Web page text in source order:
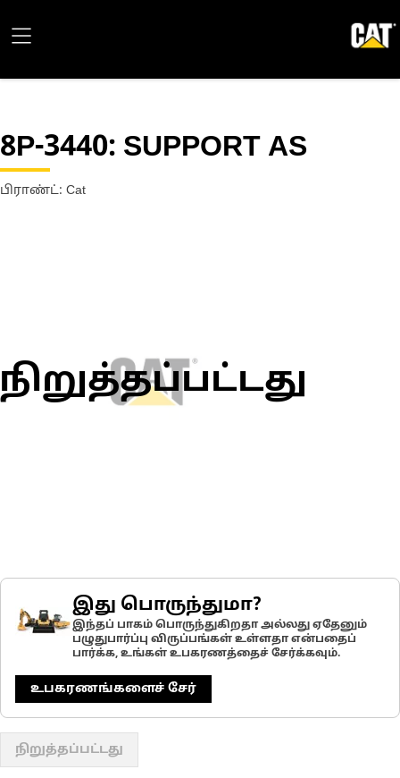
8P-3440: SUPPORT AS
பிராண்ட்: Cat
நிறுத்தப்பட்டது
இது பொருந்துமா?
இந்தப் பாகம் பொருந்துகிறதா அல்லது ஏதேனும்
பழுதுபார்ப்பு விருப்பங்கள் உள்ளதா என்பதைப்
பார்க்க, உங்கள் உபகரணத்தைச் சேர்க்கவும்.
உபகரணங்களைச் சேர்
நிறுத்தப்பட்டது